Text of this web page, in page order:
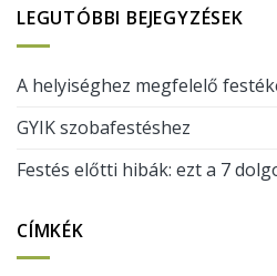
LEGUTÓBBI BEJEGYZÉSEK
A helyiséghez megfelelő
GYIK szobafestéshez
Festés előtti hibák: ezt a 7
CÍMKÉK